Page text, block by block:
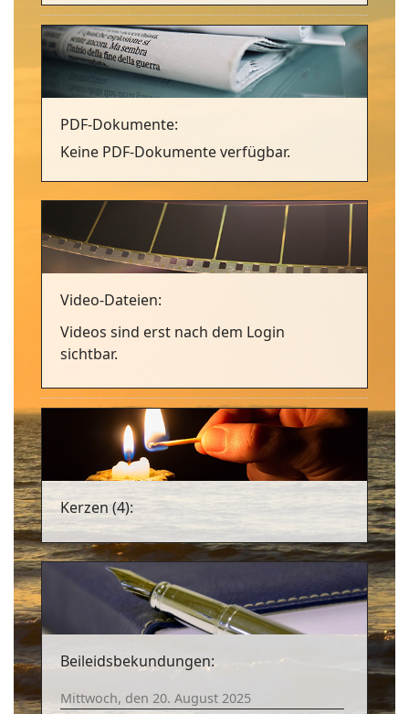
PDF-Dokumente:
Keine PDF-Dokumente verfügbar.
Video-Dateien:
Videos sind erst nach dem Login
sichtbar.
Kerzen (4):
Beileidsbekundungen:
Mittwoch, den 20. August 2025